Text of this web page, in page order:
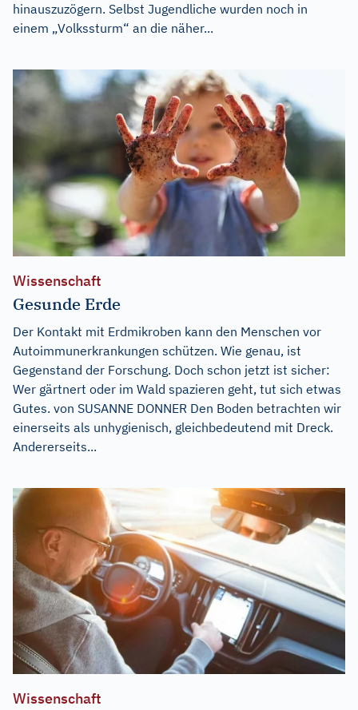
hinauszuzögern. Selbst Jugendliche wurden noch in
einem „Volkssturm“ an die näher...
Wissenschaft
Gesunde Erde
Der Kontakt mit Erdmikroben kann den Menschen vor
Autoimmunerkrankungen schützen. Wie genau, ist
Gegenstand der Forschung. Doch schon jetzt ist sicher:
Wer gärtnert oder im Wald spazieren geht, tut sich etwas
Gutes. von SUSANNE DONNER Den Boden betrachten wir
einerseits als unhygienisch, gleichbedeutend mit Dreck.
Andererseits...
Wissenschaft